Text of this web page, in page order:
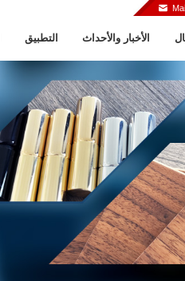
التطبيق الأخبار والأحداث